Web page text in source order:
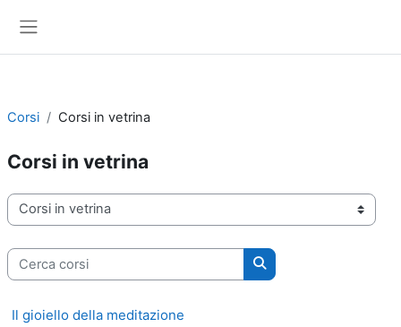
Vai al contenuto principale
Corsi Corsi in vetrina
Corsi in vetrina
Categorie di corso
Cerca corsi
Cerca corsi
Il gioiello della meditazione